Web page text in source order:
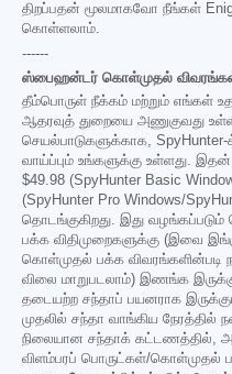
திறப்பதன் மூலமாகவோ நீங்கள்
கொள்ளலாம்.
------
ஸ்பைஹன்டர் கொள்முதல்
தீம்பொருள் நீக்கம் மற்றும் எங்கள்
ஆதரவுத் துறையை அணுகுவது
செயல்பாடுகளுக்காக, SpyHunter-
வாய்ப்பும் உங்களுக்கு உள்ளது.
$49.98 (SpyHunter Basic
(SpyHunter Pro Windows/
தொடங்குகிறது. இது
பக்க விதிமுறைகளுக்கு (இவை
கொள்முதல் பக்க விவரங்களின்படி
விலை மாறுபடலாம்) இணங்க
தடையற்ற சந்தாப் பயனராக
முதலில் சந்தா வாங்கிய
நிலையான சந்தாக் கட்டணத்தில்,
விளம்பரப் பொருட்கள்/கொள்முதல்